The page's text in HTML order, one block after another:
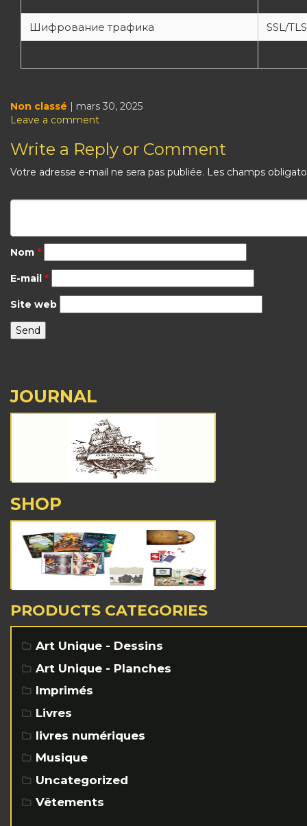
Шифрование трафика SSL/TLS
Non classé | mars 30, 2025
Leave a comment
Write a Reply or Comment
Votre adresse e-mail ne sera pas publiée. Les champs
Nom *
E-mail *
Site web
JOURNAL
SHOP
PRODUCTS CATEGORIES
Art Unique - Dessins
Art Unique - Planches
Imprimés
Livres
livres numériques
Musique
Uncategorized
Vêtements